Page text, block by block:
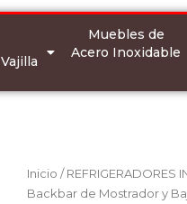
Vajilla
Muebles de
Acero Inoxidable
Inicio /REFRIGERADORES
Backbar de Mostrador y